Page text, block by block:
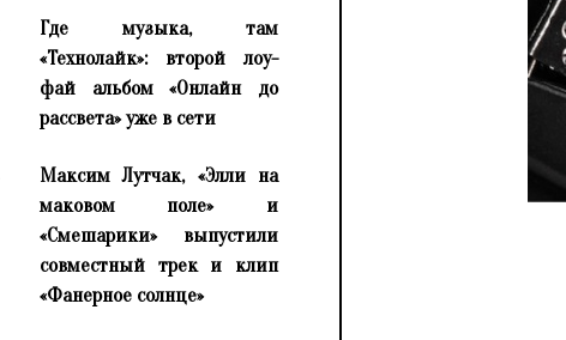
Где музыка, там
«Технолайк»: второй лоу-
фай альбом «Онлайн до
рассвета» уже в сети
Максим Лутчак, «Элли на
маковом поле» и
«Смешарики» выпустили
совместный трек и клип
«Фанерное солнце»